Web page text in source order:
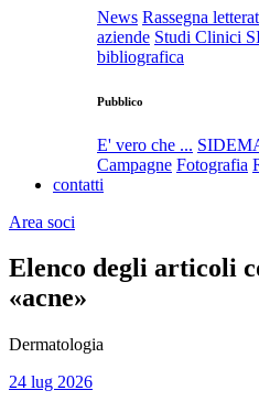
News Rassegna
aziende Studi Clinici
bibliografica
Pubblico
E' vero che ...
Campagne Fotografia
contatti
Area soci
Elenco degli articoli
«acne»
Dermatologia
24 lug 2026